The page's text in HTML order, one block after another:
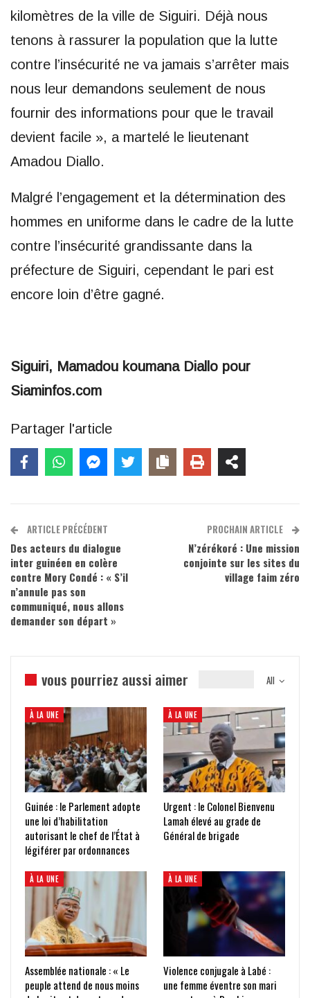
kilomètres de la ville de Siguiri. Déjà nous
tenons à rassurer la population que la lutte
contre l’insécurité ne va jamais s’arrêter mais
nous leur demandons seulement de nous
fournir des informations pour que le travail
devient facile », a martelé le lieutenant
Amadou Diallo.
Malgré l’engagement et la détermination des
hommes en uniforme dans le cadre de la lutte
contre l’insécurité grandissante dans la
préfecture de Siguiri, cependant le pari est
encore loin d’être gagné.
Siguiri, Mamadou koumana Diallo pour
Siaminfos.com
Partager l'article
ARTICLE PRÉCÉDENT
Des acteurs du dialogue
inter guinéen en colère
contre Mory Condé : « S’il
n’annule pas son
communiqué, nous allons
demander son départ »
PROCHAIN ARTICLE
N’zérékoré : Une mission
conjointe sur les sites du
village faim zéro
All
vous pourriez aussi aimer
À LA UNE
Guinée : le Parlement adopte
une loi d’habilitation
autorisant le chef de l’État à
légiférer par ordonnances
À LA UNE
Urgent : le Colonel Bienvenu
Lamah élevé au grade de
Général de brigade
À LA UNE
Assemblée nationale : « Le
peuple attend de nous moins
À LA UNE
Violence conjugale à Labé :
une femme éventre son mari